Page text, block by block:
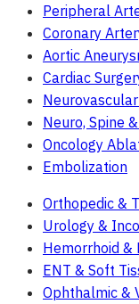
Peripheral
Coronary
Aortic
Cardiac
Neuro, Spine
Oncology
Embolization
Orthopedic &
Urology &
Hemorrhoid &
ENT & Soft
Ophthalmic &